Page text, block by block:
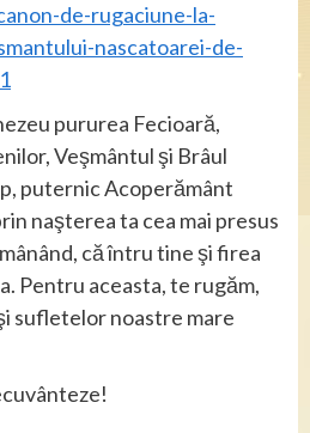
de-rugaciune-la-
nascatoarei-de-
pururea Fecioară,
Veşmântul şi Brâul
puternic Acoperământ
naşterea ta cea mai presus
că întru tine şi firea
Pentru aceasta, te rugăm,
sufletelor noastre mare